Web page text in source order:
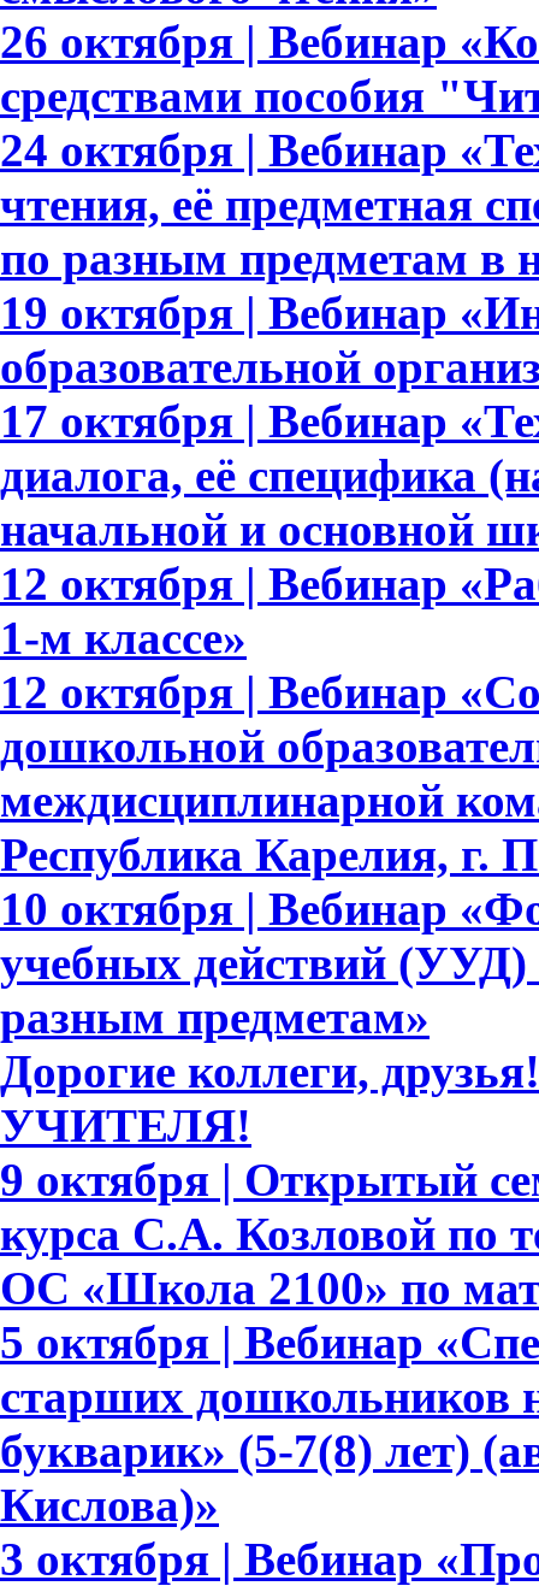
26 октября | Вебинар
средствами пособия
24 октября | Вебинар
чтения, её предметная
по разным предметам в
19 октября | Вебинар
образовательной
17 октября | Вебинар
диалога, её специфика
начальной и основной
12 октября | Вебинар
1-м классе»
12 октября | Вебинар
дошкольной
междисциплинарной
Республика Карелия, г.
10 октября | Вебинар
учебных действий
разным предметам»
Дорогие коллеги,
УЧИТЕЛЯ!
9 октября | Открытый
курса С.А. Козловой по
ОС «Школа 2100» по
5 октября | Вебинар
старших дошкольников
букварик» (5-7(8) лет)
Кислова)»
3 октября | Вебинар